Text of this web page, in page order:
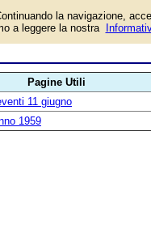
Pagine Utili
11 giugno
1959
la navigazione,
a leggere la nostra